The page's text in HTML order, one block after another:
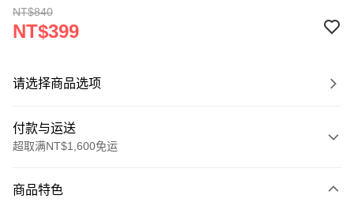
NT$840
NT$399
请选择商品选项
付款与运送
超取满NT$1,600免运
信用卡一次付款
商品特色